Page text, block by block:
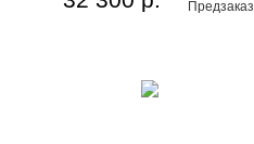
Предзаказ